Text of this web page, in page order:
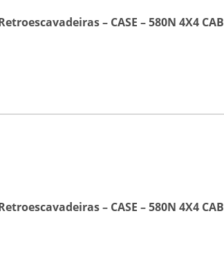
– CASE – 580N 4X4 CAB
– CASE – 580N 4X4 CAB